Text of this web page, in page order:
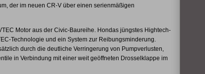
der im neuen CR-V über einen serienmäßigen
Motor aus der Civic-Baureihe. Hondas jüngstes Hightech-
Technologie und ein System zur Reibungsminderung.
durch die deutliche Verringerung von Pumpverlusten,
in Verbindung mit einer weit geöffneten Drosselklappe im